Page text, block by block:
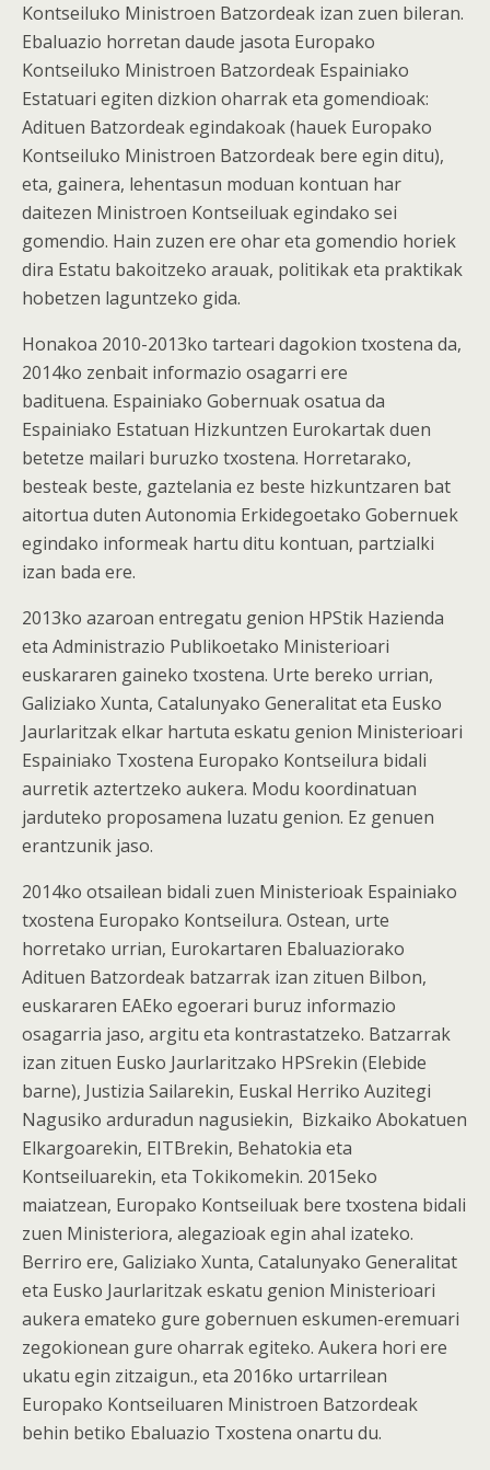
Kontseiluko Ministroen Batzordeak izan zuen bileran.
Ebaluazio horretan daude jasota Europako
Kontseiluko Ministroen Batzordeak Espainiako
Estatuari egiten dizkion oharrak eta gomendioak:
Adituen Batzordeak egindakoak (hauek Europako
Kontseiluko Ministroen Batzordeak bere egin ditu),
eta, gainera, lehentasun moduan kontuan har
daitezen Ministroen Kontseiluak egindako sei
gomendio. Hain zuzen ere ohar eta gomendio horiek
dira Estatu bakoitzeko arauak, politikak eta praktikak
hobetzen laguntzeko gida.
Honakoa 2010-2013ko tarteari dagokion txostena da,
2014ko zenbait informazio osagarri ere
badituena. Espainiako Gobernuak osatua da
Espainiako Estatuan Hizkuntzen Eurokartak duen
betetze mailari buruzko txostena. Horretarako,
besteak beste, gaztelania ez beste hizkuntzaren bat
aitortua duten Autonomia Erkidegoetako Gobernuek
egindako informeak hartu ditu kontuan, partzialki
izan bada ere.
2013ko azaroan entregatu genion HPStik Hazienda
eta Administrazio Publikoetako Ministerioari
euskararen gaineko txostena. Urte bereko urrian,
Galiziako Xunta, Catalunyako Generalitat eta Eusko
Jaurlaritzak elkar hartuta eskatu genion Ministerioari
Espainiako Txostena Europako Kontseilura bidali
aurretik aztertzeko aukera. Modu koordinatuan
jarduteko proposamena luzatu genion. Ez genuen
erantzunik jaso.
2014ko otsailean bidali zuen Ministerioak Espainiako
txostena Europako Kontseilura. Ostean, urte
horretako urrian, Eurokartaren Ebaluaziorako
Adituen Batzordeak batzarrak izan zituen Bilbon,
euskararen EAEko egoerari buruz informazio
osagarria jaso, argitu eta kontrastatzeko. Batzarrak
izan zituen Eusko Jaurlaritzako HPSrekin (Elebide
barne), Justizia Sailarekin, Euskal Herriko Auzitegi
Nagusiko arduradun nagusiekin, Bizkaiko Abokatuen
Elkargoarekin, EITBrekin, Behatokia eta
Kontseiluarekin, eta Tokikomekin. 2015eko
maiatzean, Europako Kontseiluak bere txostena bidali
zuen Ministeriora, alegazioak egin ahal izateko.
Berriro ere, Galiziako Xunta, Catalunyako Generalitat
eta Eusko Jaurlaritzak eskatu genion Ministerioari
aukera emateko gure gobernuen eskumen-eremuari
zegokionean gure oharrak egiteko. Aukera hori ere
ukatu egin zitzaigun., eta 2016ko urtarrilean
Europako Kontseiluaren Ministroen Batzordeak
behin betiko Ebaluazio Txostena onartu du.